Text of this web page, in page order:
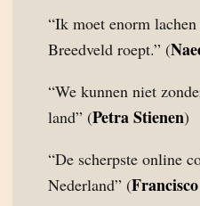
“Ik moet enorm
Breedveld roept.” (
“We kunnen niet
land” (Petra Stienen)
“De scherpste online
Nederland” (